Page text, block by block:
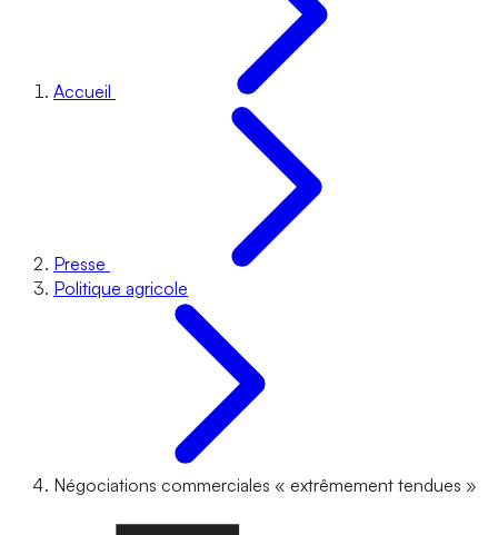
Accueil
Presse
Politique agricole
Négociations commerciales « extrêmement tendues »